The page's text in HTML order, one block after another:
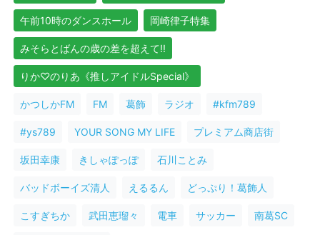
午前10時のダンスホール 岡崎律子特集
みそらとばんの歳の差を超えて!!
りか♡のりあ《推しアイドルSpecial》
かつしかFM FM 葛飾 ラジオ #kfm789
#ys789 YOUR SONG MY LIFE プレミアム商店街
坂田幸康 きしゃぽっぽ 石川ことみ
バッドボーイズ清人 えるるん どっぷり！葛飾人
こすぎちか 武田恵瑠々 電車 サッカー 南葛SC